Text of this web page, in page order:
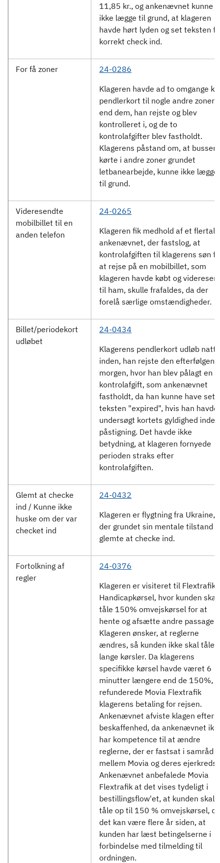
11,85 kr., og ankenævnet kunne
ikke lægge til grund, at klageren
havde hørt lyden og set teksten
korrekt check ind.
For få zoner
24-0286
Klageren havde ad to omgange
pendlerkort til nogle andre zoner
end dem, han rejste og blev
kontrolleret i, og de to
kontrolafgifter blev fastholdt.
Klagerens påstand om, at
kørte i andre zoner grundet
letbanearbejde, kunne ikke
til grund.
Videresendte
mobilbillet til en
anden telefon
24-0265
Klageren fik medhold af et flertal i
ankenævnet, der fastslog, at
kontrolafgiften til klagerens søn
at rejse på en mobilbillet, som
klageren havde købt og
til ham, skulle frafaldes, da der
forelå særlige omstændigheder.
Billet/periodekort
udløbet
24-0434
Klagerens pendlerkort udløb
inden, han rejste den
morgen, hvor han blev pålagt en
kontrolafgift, som ankenævnet
fastholdt, da han kunne have set
teksten "expired", hvis han havde
undersøgt kortets gyldighed inden
påstigning. Det havde ikke
betydning, at klageren fornyede
perioden straks efter
kontrolafgiften.
Glemt at checke
ind / Kunne ikke
huske om der var
checket ind
24-0432
Klageren er flygtning fra Ukraine,
der grundet sin mentale tilstand
glemte at checke ind.
Fortolkning af
regler
24-0376
Klageren er visiteret til Flextrafik
Handicapkørsel, hvor kunden skal
tåle 150% omvejskørsel for at
hente og afsætte andre
Klageren ønsker, at reglerne
ændres, så kunden ikke skal tåle
lange kørsler. Da klagerens
specifikke kørsel havde været 6
minutter længere end de 150%,
refunderede Movia Flextrafik
klagerens betaling for rejsen.
Ankenævnet afviste klagen efter
beskaffenhed, da ankenævnet
har kompetence til at ændre
reglerne, der er fastsat i samråd
mellem Movia og deres ejerkreds.
Ankenævnet anbefalede Movia
Flextrafik at det vises tydeligt i
bestillingsflow'et, at kunden skal
tåle op til 150 % omvejskørsel, da
det kan være flere år siden, at
kunden har læst betingelserne i
forbindelse med tilmelding til
ordningen.